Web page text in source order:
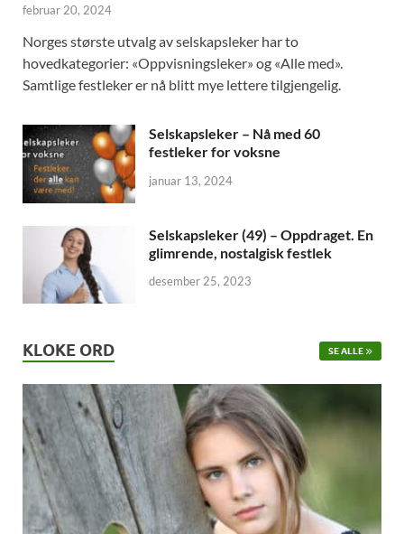
februar 20, 2024
Norges største utvalg av selskapsleker har to
hovedkategorier: «Oppvisningsleker» og «Alle med».
Samtlige festleker er nå blitt mye lettere tilgjengelig.
Selskapsleker – Nå med 60
festleker for voksne
januar 13, 2024
Selskapsleker (49) – Oppdraget. En
glimrende, nostalgisk festlek
desember 25, 2023
KLOKE ORD SE ALLE